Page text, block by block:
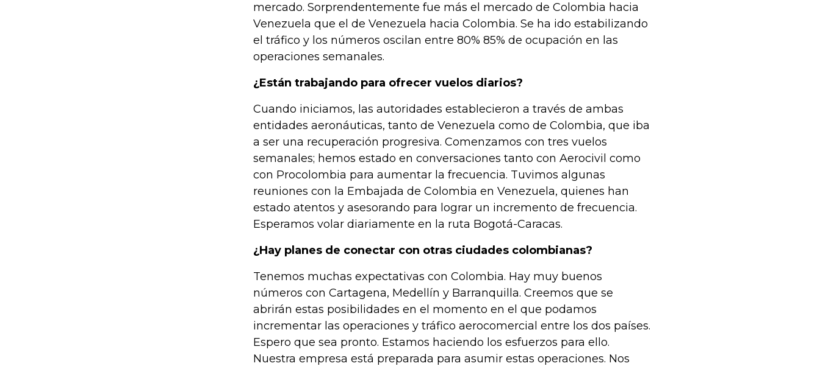
mercado. Sorprendentemente fue más el mercado de Colombia hacia
Venezuela que el de Venezuela hacia Colombia. Se ha ido estabilizando
el tráfico y los números oscilan entre 80% 85% de ocupación en las
operaciones semanales.
¿Están trabajando para ofrecer vuelos diarios?
Cuando iniciamos, las autoridades establecieron a través de ambas
entidades aeronáuticas, tanto de Venezuela como de Colombia, que iba
a ser una recuperación progresiva. Comenzamos con tres vuelos
semanales; hemos estado en conversaciones tanto con Aerocivil como
con Procolombia para aumentar la frecuencia. Tuvimos algunas
reuniones con la Embajada de Colombia en Venezuela, quienes han
estado atentos y asesorando para lograr un incremento de frecuencia.
Esperamos volar diariamente en la ruta Bogotá-Caracas.
¿Hay planes de conectar con otras ciudades colombianas?
Tenemos muchas expectativas con Colombia. Hay muy buenos
números con Cartagena, Medellín y Barranquilla. Creemos que se
abrirán estas posibilidades en el momento en el que podamos
incrementar las operaciones y tráfico aerocomercial entre los dos países.
Espero que sea pronto. Estamos haciendo los esfuerzos para ello.
Nuestra empresa está preparada para asumir estas operaciones. Nos